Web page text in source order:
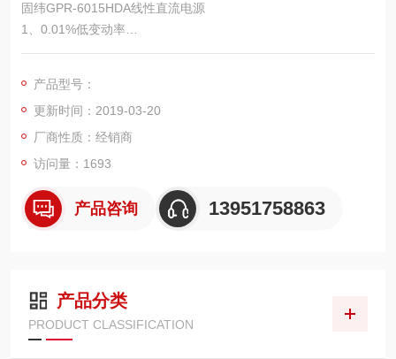
固纬GPR-6015HDA线性直流电源
1、0.01%低变动率
2、固定电压与固定电流操作功能
4、过载和极性反向保护功能
5、3 1/2 位数 0.5“ LED 显示
6、适合长时间寿命试验使用
7、过电压与过电流电源跳脱保护装置
产品型号：
更新时间：2019-03-20
厂商性质：经销商
访问量：1693
产品咨询 13951758863
产品分类
PRODUCT CLASSIFICATION